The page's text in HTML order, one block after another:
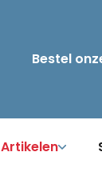
Bestel
Artikelen